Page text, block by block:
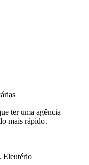
ter uma agência
mais rápido.
Eleutério